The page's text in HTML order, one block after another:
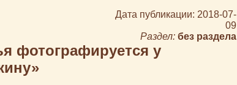
Дата публикации: 2018-07-
09
Раздел: без раздела
фотографируется у